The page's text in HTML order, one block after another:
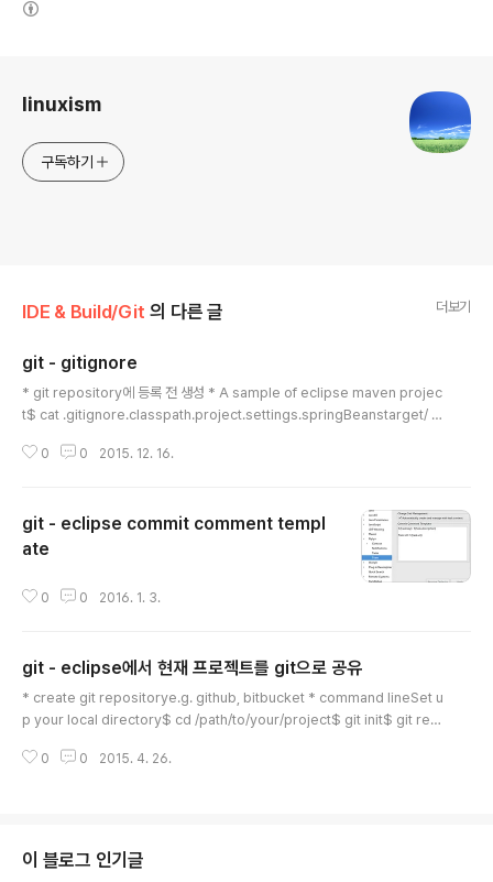
linuxism
구독하기
IDE & Build/Git 의 다른 글 더보기
git - gitignore
* git repository에 등록 전 생성 * A sample of eclipse maven projec
t$ cat .gitignore.classpath.project.settings.springBeanstarget/ *
ect.settings.gradlebin/target/build/logs/ * defualt by Spring STSt
elliJ IDEA ###.idea..
0 0 2015. 12. 16.
git - eclipse commit comment templ
ate
0 0 2016. 1. 3.
git - eclipse에서 현재 프로젝트를 git으로 공유
* create git repositorye.g. github, bitbucket * command lineSet u
p your local directory$ cd /path/to/your/project$ git init$ git rem
add -A$ git commit -m 'Initial commit'$ git push -u origin master
0 0 2015. 4. 26.
이 블로그 인기글